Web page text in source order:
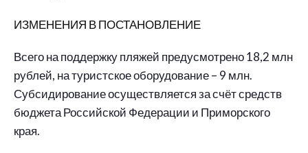
ИЗМЕНЕНИЯ В ПОСТАНОВЛЕНИЕ
Всего на поддержку пляжей предусмотрено 18,2 млн
рублей, на туристское оборудование – 9 млн.
Субсидирование осуществляется за счёт средств
бюджета Российской Федерации и Приморского
края.